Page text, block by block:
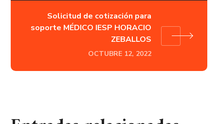
Solicitud de cotización para
soporte MÉDICO IESP HORACIO
ZEBALLOS
OCTUBRE 12, 2022